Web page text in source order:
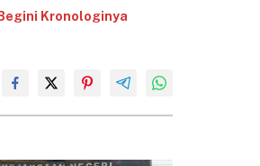
Kronologinya